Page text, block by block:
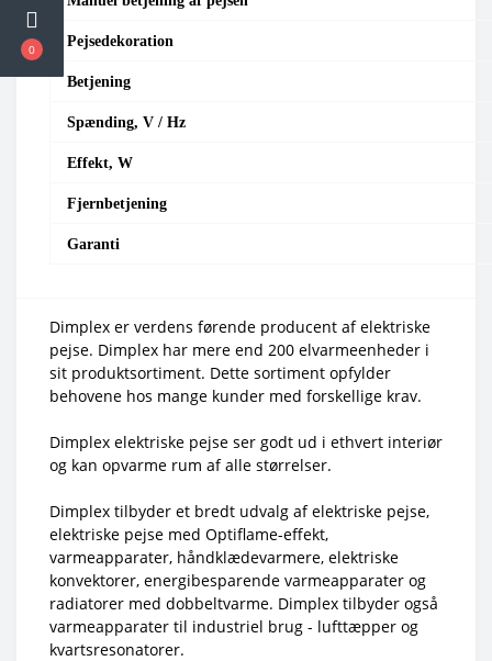
0
Pejsedekoration
Betjening
Spænding, V / Hz
Effekt, W
Fjernbetjening
Garanti
Dimplex er verdens førende producent af elektriske
pejse. Dimplex har mere end 200 elvarmeenheder i
sit produktsortiment. Dette sortiment opfylder
behovene hos mange kunder med forskellige krav.
Dimplex elektriske pejse ser godt ud i ethvert interiør
og kan opvarme rum af alle størrelser.
Dimplex tilbyder et bredt udvalg af elektriske pejse,
elektriske pejse med Optiflame-effekt,
varmeapparater, håndklædevarmere, elektriske
konvektorer, energibesparende varmeapparater og
radiatorer med dobbeltvarme. Dimplex tilbyder også
varmeapparater til industriel brug - lufttæpper og
kvartsresonatorer.